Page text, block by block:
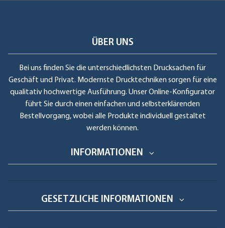
ÜBER UNS
Bei uns finden Sie die unterschiedlichsten Drucksachen für
Geschäft und Privat. Modernste Drucktechniken sorgen für eine
qualitativ hochwertige Ausführung. Unser Online-Konfigurator
führt Sie durch einen einfachen und selbsterklärenden
Bestellvorgang, wobei alle Produkte individuell gestaltet
werden können.
INFORMATIONEN
GESETZLICHE INFORMATIONEN